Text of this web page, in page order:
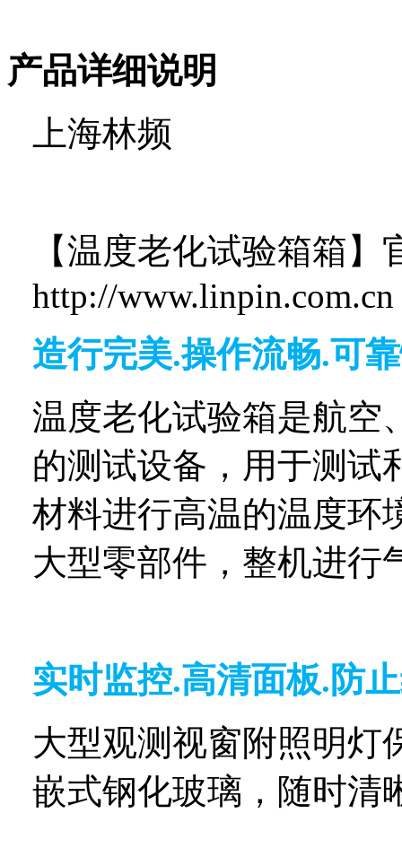
产品详细说明
上海林频
【温度老化试验箱箱】
http://www.linpin.com.cn
造行完美.操作流畅.可
温度老化试验箱是航空
的测试设备，用于测试
材料进行高温的温度环
大型零部件，整机进行
实时监控.高清面板. 防
大型观测视窗附照明灯
嵌式钢化玻璃，随时清